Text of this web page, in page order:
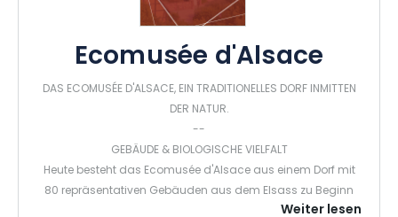
Ecomusée d'Alsace
DAS ECOMUSÉE D'ALSACE, EIN TRADITIONELLES DORF INMITTEN
DER NATUR.
--
GEBÄUDE & BIOLOGISCHE VIELFALT
Heute besteht das Ecomusée d'Alsace aus einem Dorf mit
80 repräsentativen Gebäuden aus dem Elsass zu Beginn
des 20. Jahrhunderts, die alle aus ihren Heimatgemeinden
Weiter lesen